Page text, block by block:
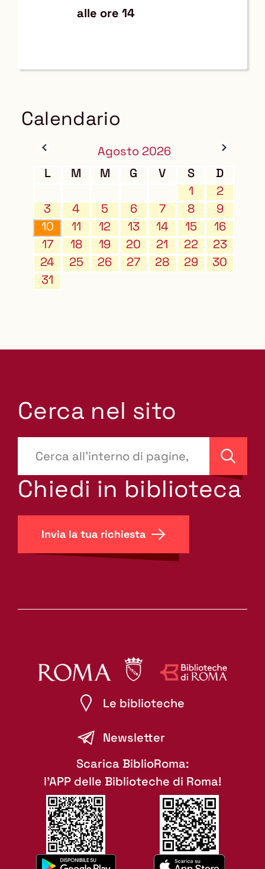
alle ore 14
Calendario
Agosto 2026
L
M M G V S
D
1
2
3
4 5 6 7 8
9
10
11 12 13 14 15
16
17
18 19 20 21 22
23
24
25 26 27 28 29
30
31
Cerca nel sito
site-
search.label???
Cerca
Chiedi in biblioteca
Invia la tua richiesta
Le biblioteche
Newsletter
Scarica BiblioRoma:
l'APP delle Biblioteche di Roma!